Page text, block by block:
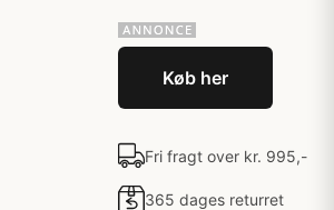
Køb her
Fri fragt over kr. 995,-
365 dages returret